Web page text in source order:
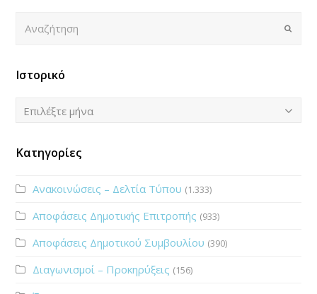
Submit
Ιστορικό
Ιστορικό
Επιλέξτε μήνα
Κατηγορίες
Ανακοινώσεις – Δελτία Τύπου (1.333)
Αποφάσεις Δημοτικής Επιτροπής (933)
Αποφάσεις Δημοτικού Συμβουλίου (390)
Διαγωνισμοί – Προκηρύξεις (156)